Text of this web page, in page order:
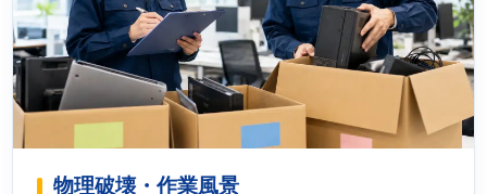
物理破壊・作業風景